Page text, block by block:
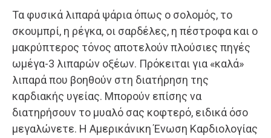
Τα φυσικά λιπαρά ψάρια όπως ο σολομός, το
σκουμπρί, η ρέγκα, οι σαρδέλες, η πέστροφα και ο
μακρύπτερος τόνος αποτελούν πλούσιες πηγές
ωμέγα-3 λιπαρών οξέων. Πρόκειται για «καλά»
λιπαρά που βοηθούν στη διατήρηση της
καρδιακής υγείας. Μπορούν επίσης να
διατηρήσουν το μυαλό σας κοφτερό, ειδικά όσο
μεγαλώνετε. Η Αμερικάνικη Ένωση Καρδιολογίας